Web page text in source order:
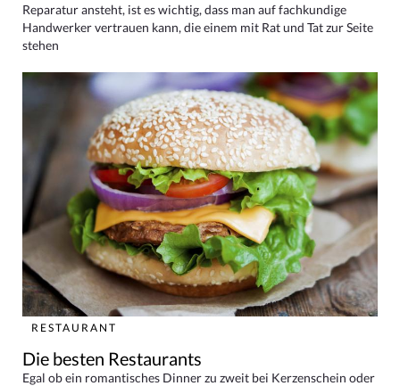
Reparatur ansteht, ist es wichtig, dass man auf fachkundige
Handwerker vertrauen kann, die einem mit Rat und Tat zur Seite
stehen
RESTAURANT
Die besten Restaurants
Egal ob ein romantisches Dinner zu zweit bei Kerzenschein oder